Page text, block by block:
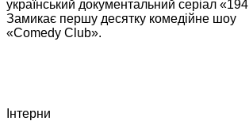
український документальний серіал
Замикає першу десятку комедійне шоу
«Comedy Club».
Інтерни